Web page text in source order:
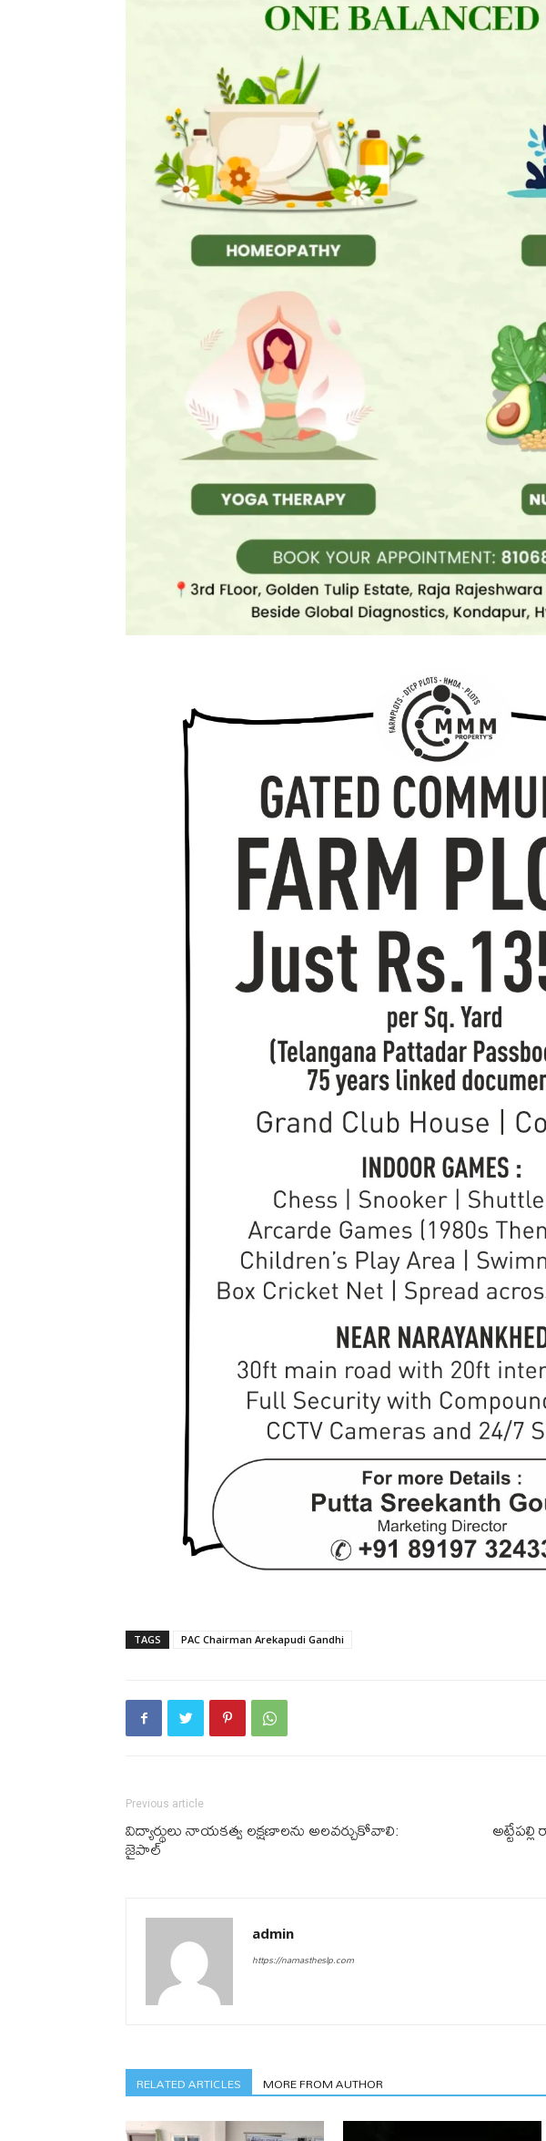
TAGS PAC Chairman Arekapudi Gandhi
Previous article
విద్యార్థులు నాయకత్వ లక్షణాల‌ను అలవర్చుకోవాలి:
జైపాల్
admin
https://namastheslp.com
RELATED ARTICLES MORE FROM AUTHOR